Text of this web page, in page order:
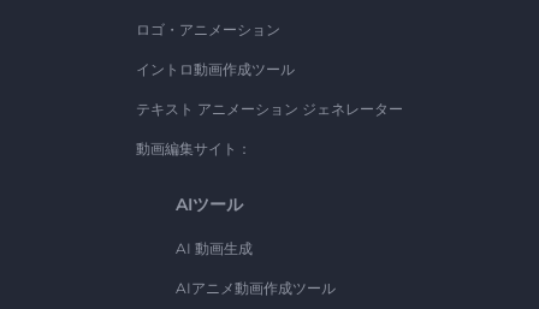
ロゴ・アニメーション
イントロ動画作成ツール
テキスト アニメーション ジェネレーター
動画編集サイト：
AIツール
AI 動画生成
AIアニメ動画作成ツール